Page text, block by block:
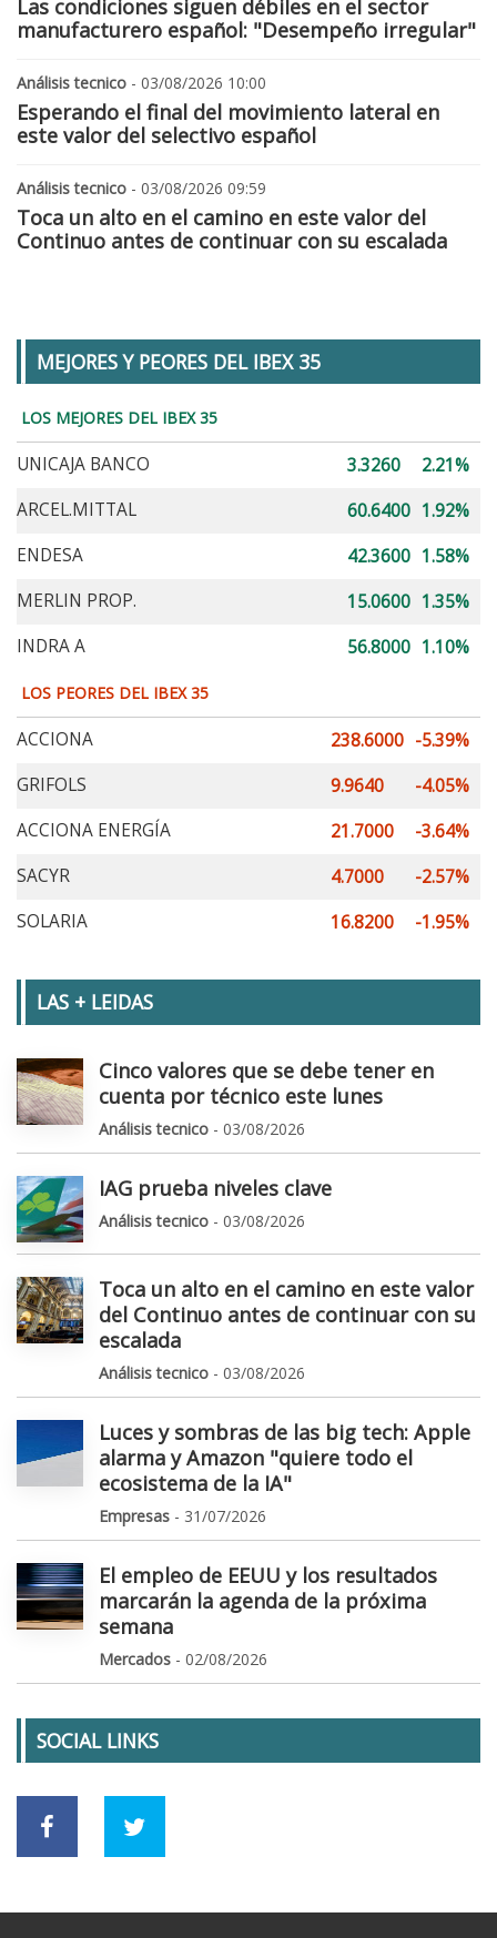
Las condiciones siguen débiles en el sector
manufacturero español: "Desempeño irregular"
Análisis tecnico - 03/08/2026 10:00
Esperando el final del movimiento lateral en
este valor del selectivo español
Análisis tecnico - 03/08/2026 09:59
Toca un alto en el camino en este valor del
Continuo antes de continuar con su escalada
MEJORES Y PEORES DEL IBEX 35
LOS MEJORES DEL IBEX 35
UNICAJA BANCO 3.3260
2.21%
ARCEL.MITTAL
60.6400 1.92%
ENDESA
42.3600 1.58%
MERLIN PROP.
15.0600 1.35%
INDRA A
56.8000 1.10%
LOS PEORES DEL IBEX 35
ACCIONA 238.6000 -5.39%
GRIFOLS
9.9640
-4.05%
ACCIONA ENERGÍA
21.7000
-3.64%
SACYR
4.7000
-2.57%
SOLARIA
16.8200 -1.95%
LAS + LEIDAS
Cinco valores que se debe tener en
cuenta por técnico este lunes
Análisis tecnico - 03/08/2026
IAG prueba niveles clave
Análisis tecnico - 03/08/2026
Toca un alto en el camino en este valor
del Continuo antes de continuar con su
escalada
Análisis tecnico - 03/08/2026
Luces y sombras de las big tech: Apple
alarma y Amazon "quiere todo el
ecosistema de la IA"
Empresas - 31/07/2026
El empleo de EEUU y los resultados
marcarán la agenda de la próxima
semana
Mercados - 02/08/2026
SOCIAL LINKS